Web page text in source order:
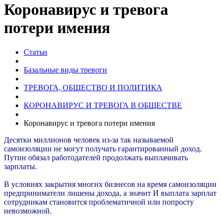
Коронавирус и тревога
потери имения
Статьи
Базальные виды тревоги
ТРЕВОГА, ОБЩЕСТВО И ПОЛИТИКА
КОРОНАВИРУС И ТРЕВОГА В ОБЩЕСТВЕ
Коронавирус и тревога потери имения
Десятки миллионов человек из-за так называемой
самоизоляции не могут получать гарантированный доход.
Путин обязал работодателей продолжать выплачивать
зарплаты.
В условиях закрытия многих бизнесов на время самоизоляции
предприниматели лишены дохода, а значит И выплата зарплат
сотрудникам становится проблематичной или попросту
невозможной.